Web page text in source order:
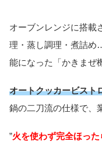
オーブンレンジに搭載
理・蒸し調理・煮詰め
能になった「かきまぜ
オートクッカービスト
鍋の二刀流の仕様で、
”火を使わず完全ほっ